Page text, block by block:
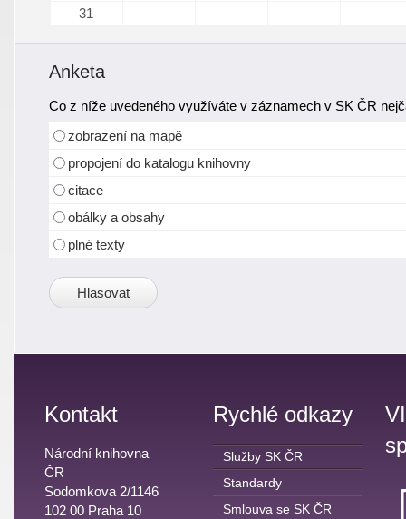
31
Anketa
Co z níže uvedeného využíváte v záznamech v SK ČR
zobrazení na mapě
propojení do katalogu knihovny
citace
obálky a obsahy
plné texty
Kontakt
Národní knihovna
ČR
Sodomkova 2/1146
102 00 Praha 10
Rychlé odkazy
Služby SK ČR
Standardy
Smlouva se SK ČR